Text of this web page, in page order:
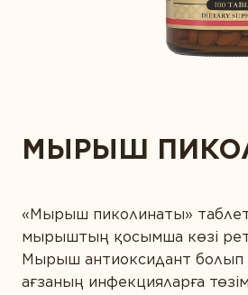
Диета және детокс
Дұрыс ас қорыту
Зейін қою және есте
Көру қабілетін қорғау
Күнделікті қолдау
Сау микрофлора
АЛТЫН СТАНДАРТ
САРАПТАМАЛЫҚ
МЫРЫШ
«Мырыш пиколинаты»
мырыштың қосымша көзі
Мырыш антиоксидант болып
ағзаның инфекцияларға
СІЗ БҰЛ ӨНІМДІ ЖАҚЫН
СІЗДІҢ ЖЫНЫСЫҢЫЗ
СІЗДІҢ ЖАСЫҢЫЗ